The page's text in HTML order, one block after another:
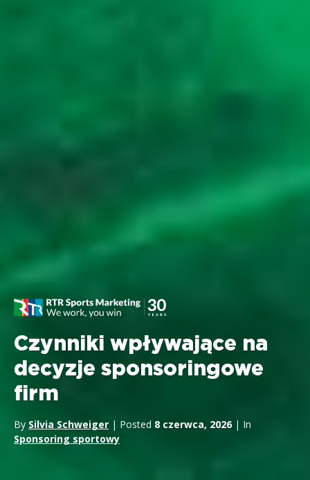
Czynniki wpływające na
decyzje sponsoringowe
firm
By Silvia Schweiger | Posted 8 czerwca, 2026| In
Sponsoring sportowy